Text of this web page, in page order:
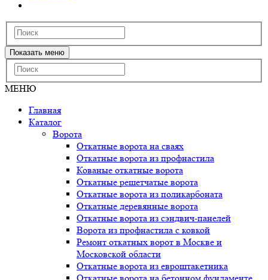
Показать меню
МЕНЮ
Главная
Каталог
Ворота
Откатные ворота на сваях
Откатные ворота из профнастила
Кованые откатные ворота
Откатные решетчатые ворота
Откатные ворота из поликарбоната
Откатные деревянные ворота
Откатные ворота из сэндвич-панелей
Ворота из профнастила с ковкой
Ремонт откатных ворот в Москве и
Московской области
Откатные ворота из евроштакетника